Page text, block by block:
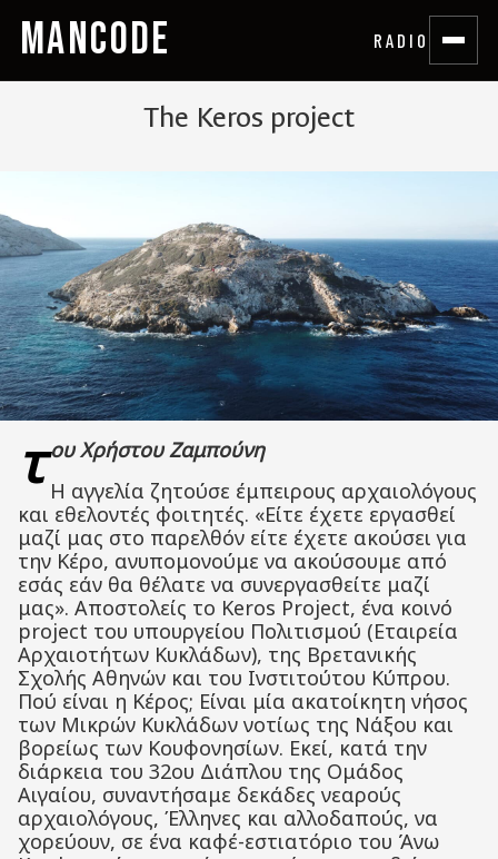
MANCODE RADIO
The Keros project
τ ου Χρήστου Ζαμπούνη
Η αγγελία ζητούσε έμπειρους αρχαιολόγους
και εθελοντές φοιτητές. «Είτε έχετε εργασθεί
μαζί μας στο παρελθόν είτε έχετε ακούσει για
την Κέρο, ανυπομονούμε να ακούσουμε από
εσάς εάν θα θέλατε να συνεργασθείτε μαζί
μας». Αποστολείς το Keros Project, ένα κοινό
project του υπουργείου Πολιτισμού (Εταιρεία
Αρχαιοτήτων Κυκλάδων), της Βρετανικής
Σχολής Αθηνών και του Ινστιτούτου Κύπρου.
Πού είναι η Κέρος; Είναι μία ακατοίκητη νήσος
των Μικρών Κυκλάδων νοτίως της Νάξου και
βορείως των Κουφονησίων. Εκεί, κατά την
διάρκεια του 32ου Διάπλου της Ομάδος
Αιγαίου, συναντήσαμε δεκάδες νεαρούς
αρχαιολόγους, Έλληνες και αλλοδαπούς, να
χορεύουν, σε ένα καφέ-εστιατόριο του Άνω